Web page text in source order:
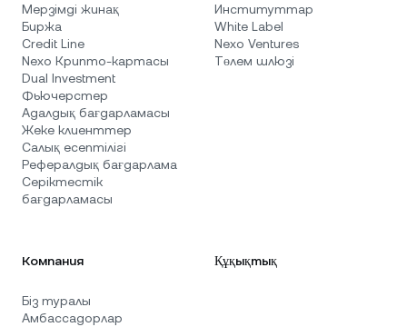
Мерзімді жинақ
Биржа
Credit Line
Nexo Крипто-картасы
Dual Investment
Фьючерстер
Адалдық бағдарламасы
Жеке клиенттер
Салық есептілігі
Рефералдық бағдарлама
Серіктестік
бағдарламасы
Институттар
White Label
Nexo Ventures
Төлем шлюзі
Компания
Біз туралы
Амбассадорлар
Құқықтық